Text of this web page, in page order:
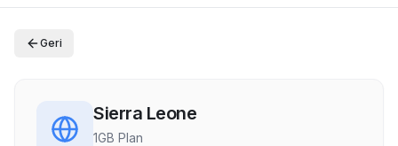
Geri
Sierra Leone
1GB Plan